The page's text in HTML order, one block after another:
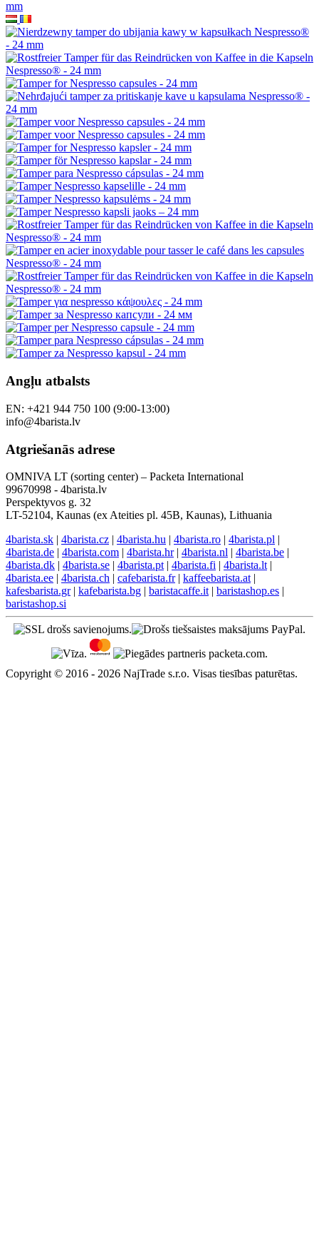
Angļu atbalsts
EN: +421 944 750 100 (9:00-13:00)
info@4barista.lv
Atgriešanās adrese
OMNIVA LT (sorting center) – Packeta International
99670998 - 4barista.lv
Perspektyvos g. 32
LT-52104, Kaunas (ex Ateities pl. 45B, Kaunas), Lithuania
4barista.sk | 4barista.cz | 4barista.hu | 4barista.ro | 4barista.pl |
4barista.de | 4barista.com | 4barista.hr| 4barista.nl | 4barista.be |
4barista.dk | 4barista.se | 4barista.pt | 4barista.fi | 4barista.lt |
4barista.ee | 4barista.ch | cafebarista.fr| kaffeebarista.at |
kafesbarista.gr| kafebarista.bg | baristacaffe.it | baristashop.es |
baristashop.si
Copyright © 2016 - 2026 NajTrade s.r.o. Visas tiesības paturētas.